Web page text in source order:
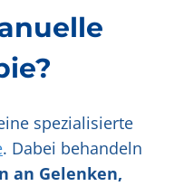
spezialisierte
. Dabei behandeln
an Gelenken,